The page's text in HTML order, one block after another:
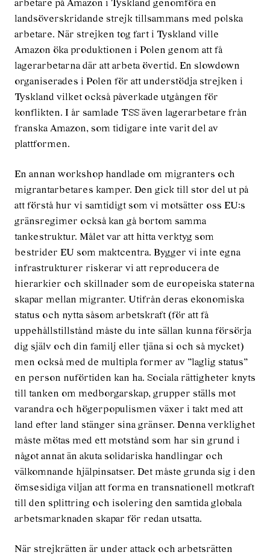
arbetare på Amazon i Tyskland genomföra en
landsöverskridande strejk tillsammans med polska
arbetare. När strejken tog fart i Tyskland ville
Amazon öka produktionen i Polen genom att få
lagerarbetarna där att arbeta övertid. En slowdown
organiserades i Polen för att understödja strejken i
Tyskland vilket också påverkade utgången för
konflikten. I år samlade TSS även lagerarbetare från
franska Amazon, som tidigare inte varit del av
plattformen.
En annan workshop handlade om migranters och
migrantarbetares kamper. Den gick till stor del ut på
att förstå hur vi samtidigt som vi motsätter oss EU:s
gränsregimer också kan gå bortom samma
tankestruktur. Målet var att hitta verktyg som
bestrider EU som maktcentra. Bygger vi inte egna
infrastrukturer riskerar vi att reproducera de
hierarkier och skillnader som de europeiska staterna
skapar mellan migranter. Utifrån deras ekonomiska
status och nytta såsom arbetskraft (för att få
uppehållstillstånd måste du inte sällan kunna försörja
dig själv och din familj eller tjäna si och så mycket)
men också med de multipla former av ”laglig status”
en person nuförtiden kan ha. Sociala rättigheter knyts
till tanken om medborgarskap, grupper ställs mot
varandra och högerpopulismen växer i takt med att
land efter land stänger sina gränser. Denna verklighet
måste mötas med ett motstånd som har sin grund i
något annat än akuta solidariska handlingar och
välkomnande hjälpinsatser. Det måste grunda sig i den
ömsesidiga viljan att forma en transnationell motkraft
till den splittring och isolering den samtida globala
arbetsmarknaden skapar för redan utsatta.
När strejkrätten är under attack och arbetsrätten